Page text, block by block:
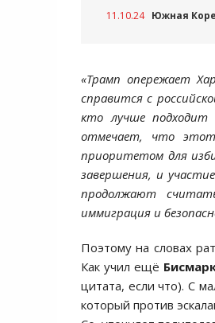
11.10.24 Южная
«Трамп опережает
справится с
кто лучше
отмечает, что этот
приоритетом для
завершения, и
продолжают
иммиграция и
Поэтому на словах
Как учил ещё
цитата, если что). С
который против